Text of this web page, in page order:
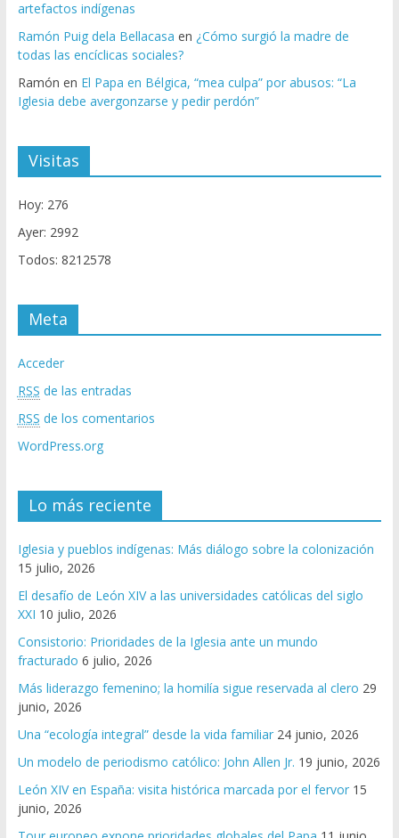
artefactos indígenas
Ramón Puig dela Bellacasa en ¿Cómo surgió la madre de
todas las encíclicas sociales?
Ramón en El Papa en Bélgica, “mea culpa” por abusos: “La
Iglesia debe avergonzarse y pedir perdón”
Visitas
Hoy: 276
Ayer: 2992
Todos: 8212578
Meta
Acceder
RSS de las entradas
RSS de los comentarios
WordPress.org
Lo más reciente
Iglesia y pueblos indígenas: Más diálogo sobre la colonización
15 julio, 2026
El desafío de León XIV a las universidades católicas del siglo
XXI 10 julio, 2026
Consistorio: Prioridades de la Iglesia ante un mundo
fracturado 6 julio, 2026
Más liderazgo femenino; la homilía sigue reservada al clero 29
junio, 2026
Una “ecología integral” desde la vida familiar 24 junio, 2026
Un modelo de periodismo católico: John Allen Jr. 19 junio, 2026
León XIV en España: visita histórica marcada por el fervor 15
junio, 2026